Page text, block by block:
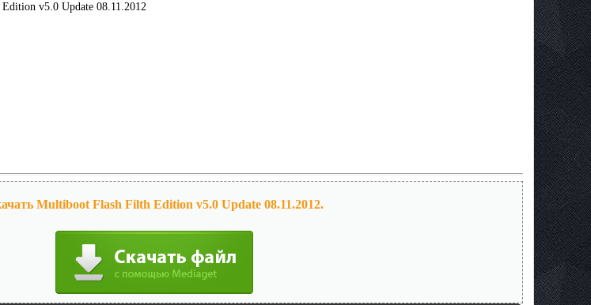
v5.0 Update 08.11.2012
Multiboot Flash Filth Edition v5.0 Update 08.11.2012.